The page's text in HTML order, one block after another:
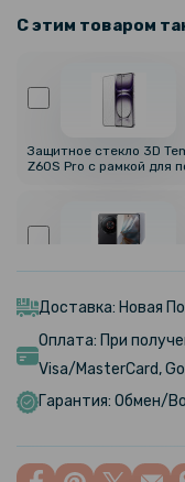
С этим товаром
Защитное стекло 3D
Z60S Pro с рамкой для
Z60s Pro, Transparent
Доставка: Новая
Оплата: При
Visa/MasterCard,
Гарантия: Обмен/